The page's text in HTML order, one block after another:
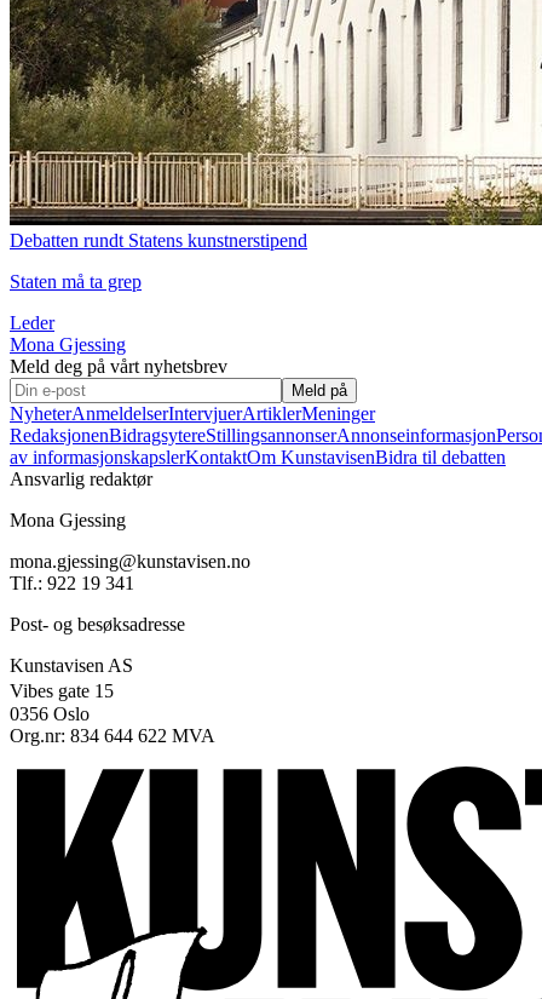
Debatten rundt Statens kunstnerstipend
Staten må ta grep
Leder
Mona Gjessing
Meld deg på vårt nyhetsbrev
Meld på
NyheterAnmeldelserIntervjuerArtiklerMeninger
RedaksjonenBidragsytereStillingsannonserAnnonseinformasjon
av informasjonskapslerKontaktOm KunstavisenBidra til debatten
Ansvarlig redaktør
Mona Gjessing
mona.gjessing@kunstavisen.no
Tlf.: 922 19 341
Post- og besøksadresse
Kunstavisen AS
Vibes gate 15
0356 Oslo
Org.nr: 834 644 622 MVA